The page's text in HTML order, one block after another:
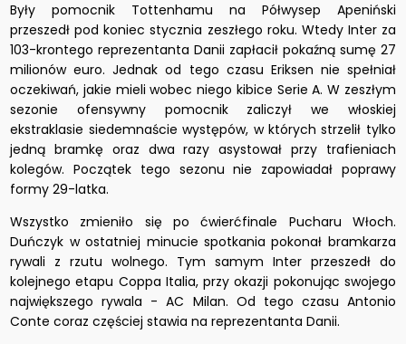
Były pomocnik Tottenhamu na Półwysep Apeniński
przeszedł pod koniec stycznia zeszłego roku. Wtedy Inter za
103-krontego reprezentanta Danii zapłacił pokaźną sumę 27
milionów euro. Jednak od tego czasu Eriksen nie spełniał
oczekiwań, jakie mieli wobec niego kibice Serie A. W zeszłym
sezonie ofensywny pomocnik zaliczył we włoskiej
ekstraklasie siedemnaście występów, w których strzelił tylko
jedną bramkę oraz dwa razy asystował przy trafieniach
kolegów. Początek tego sezonu nie zapowiadał poprawy
formy 29-latka.
Wszystko zmieniło się po ćwierćfinale Pucharu Włoch.
Duńczyk w ostatniej minucie spotkania pokonał bramkarza
rywali z rzutu wolnego. Tym samym Inter przeszedł do
kolejnego etapu Coppa Italia, przy okazji pokonując swojego
największego rywala - AC Milan. Od tego czasu Antonio
Conte coraz częściej stawia na reprezentanta Danii.